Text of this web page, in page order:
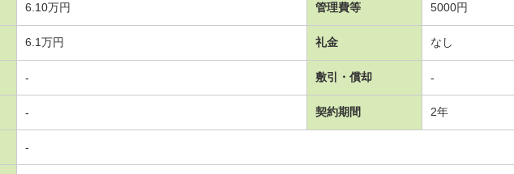
6.10万円 管理費等 5000円
6.1万円 礼金 なし
- 敷引・償却 -
- 契約期間 2年
-